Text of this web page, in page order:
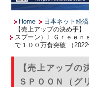
Home 日本ネット経
【売上アップの決め手
スプーン）〉Ｇｒｅｅｎ
で１００万食突破 （2022
【売上アップ
ＳＰＯＯＮ（グ